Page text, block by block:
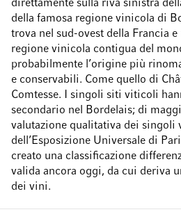
direttamente sulla riva sinistra
della famosa regione vinicola di
trova nel sud-ovest della Francia
regione vinicola contigua del
probabilmente l’origine più
e conservabili. Come quello di
Comtesse. I singoli siti viticoli
secondario nel Bordelais; di
valutazione qualitativa dei singoli
dell’Esposizione Universale di
creato una classificazione
valida ancora oggi, da cui deriva
dei vini.